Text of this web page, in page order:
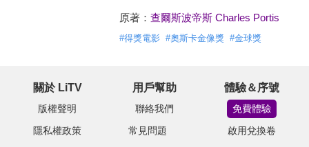
原著： 查爾斯波帝斯 Charles Portis
#得獎電影 #奧斯卡金像獎 #金球獎
關於 LiTV
版權聲明
隱私權政策
用戶幫助
聯絡我們
常見問題
體驗＆序號
免費體驗
啟用兌換卷